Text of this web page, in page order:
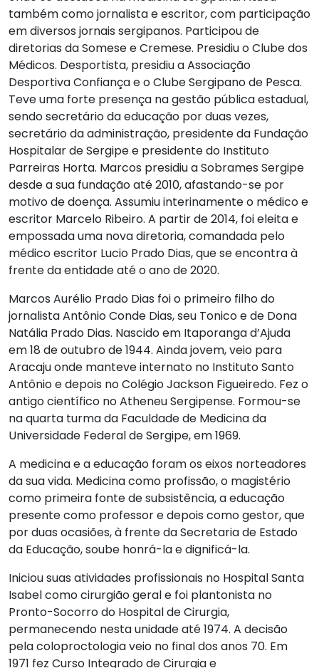
também como jornalista e escritor, com participação
em diversos jornais sergipanos. Participou de
diretorias da Somese e Cremese. Presidiu o Clube dos
Médicos. Desportista, presidiu a Associação
Desportiva Confiança e o Clube Sergipano de Pesca.
Teve uma forte presença na gestão pública estadual,
sendo secretário da educação por duas vezes,
secretário da administração, presidente da Fundação
Hospitalar de Sergipe e presidente do Instituto
Parreiras Horta. Marcos presidiu a Sobrames Sergipe
desde a sua fundação até 2010, afastando-se por
motivo de doença. Assumiu interinamente o médico e
escritor Marcelo Ribeiro. A partir de 2014, foi eleita e
empossada uma nova diretoria, comandada pelo
médico escritor Lucio Prado Dias, que se encontra à
frente da entidade até o ano de 2020.
Marcos Aurélio Prado Dias foi o primeiro filho do
jornalista Antônio Conde Dias, seu Tonico e de Dona
Natália Prado Dias. Nascido em Itaporanga d’Ajuda
em 18 de outubro de 1944. Ainda jovem, veio para
Aracaju onde manteve internato no Instituto Santo
Antônio e depois no Colégio Jackson Figueiredo. Fez o
antigo científico no Atheneu Sergipense. Formou-se
na quarta turma da Faculdade de Medicina da
Universidade Federal de Sergipe, em 1969.
A medicina e a educação foram os eixos norteadores
da sua vida. Medicina como profissão, o magistério
como primeira fonte de subsistência, a educação
presente como professor e depois como gestor, que
por duas ocasiões, à frente da Secretaria de Estado
da Educação, soube honrá-la e dignificá-la.
Iniciou suas atividades profissionais no Hospital Santa
Isabel como cirurgião geral e foi plantonista no
Pronto-Socorro do Hospital de Cirurgia,
permanecendo nesta unidade até 1974. A decisão
pela coloproctologia veio no final dos anos 70. Em
1971 fez Curso Integrado de Cirurgia e